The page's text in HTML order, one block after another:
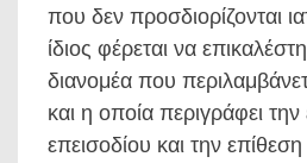
που δεν προσδιορίζονται
ίδιος φέρεται να
διανομέα που
και η οποία περιγράφει
επεισοδίου και την